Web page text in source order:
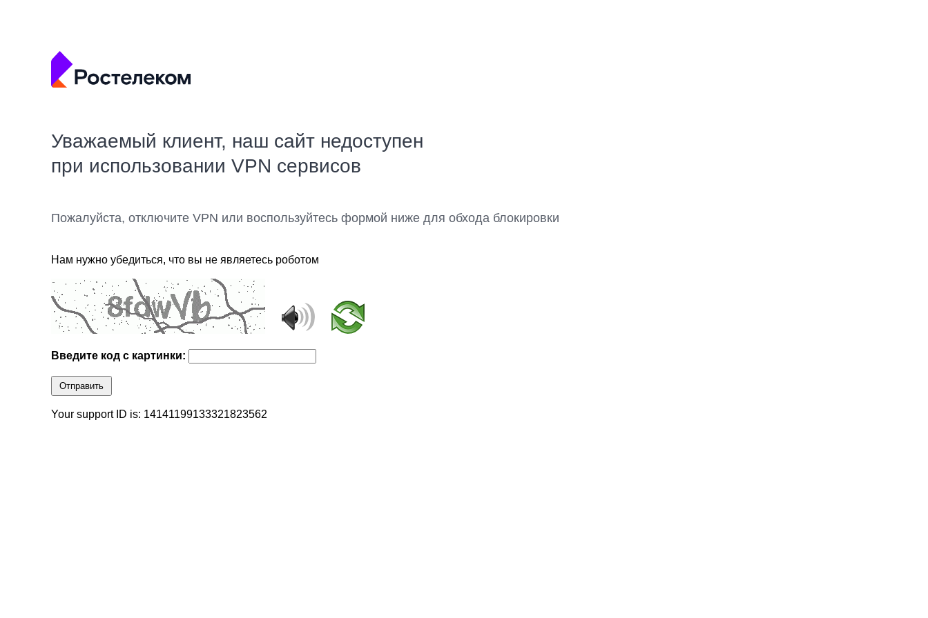
Уважаемый клиент, наш сайт недоступен
при использовании VPN сервисов
Пожалуйста, отключите VPN или воспользуйтесь формой ниже для обхода блокировки
Нам нужно убедиться, что вы не являетесь роботом
Введите код с картинки:
Отправить
Your support ID is: 14141199133321823562